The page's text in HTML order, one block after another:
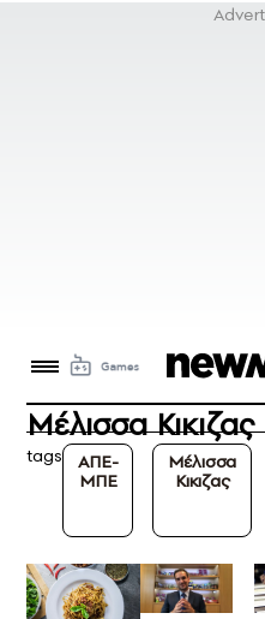
Μέλισσα Κικιζας
tags
ΑΠΕ-
ΜΠΕ
Μέλισσα
Κικιζας